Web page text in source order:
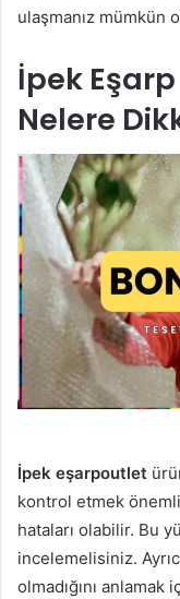
ulaşmanız mümkün
İpek
Nelere
İpek eşarpoutlet
kontrol etmek
hataları olabilir. Bu
incelemelisiniz.
olmadığını